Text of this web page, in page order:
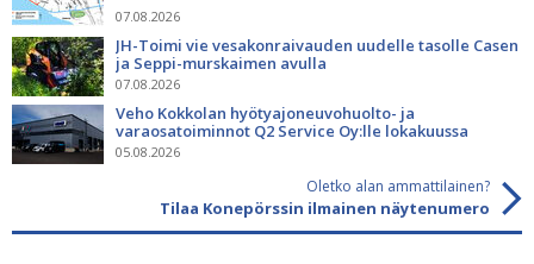
07.08.2026
JH-Toimi vie vesakonraivauden uudelle tasolle Casen
ja Seppi-murskaimen avulla
07.08.2026
Veho Kokkolan hyötyajoneuvohuolto- ja
varaosatoiminnot Q2 Service Oy:lle lokakuussa
05.08.2026
Oletko alan ammattilainen?
Tilaa Konepörssin ilmainen näytenumero